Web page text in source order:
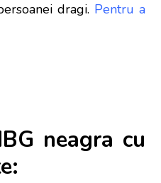
dragi. Pentru a
neagra cu